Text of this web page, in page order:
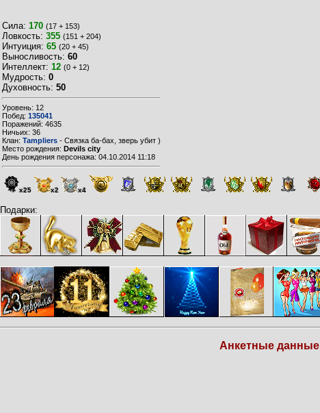
Сила: 170 (17 + 153)
Ловкость: 355 (151 + 204)
Интуиция: 65 (20 + 45)
Выносливость: 60
Интеллект: 12 (0 + 12)
Мудрость: 0
Духовность: 50
Уровень: 12
Побед: 135041
Поражений: 4635
Ничьих: 36
Клан: Tampliers - Связка ба-бах, зверь убит )
Место рождения: Devils city
День рождения персонажа: 04.10.2014 11:18
x25 x2 x4
Подарки:
Анкетные данные